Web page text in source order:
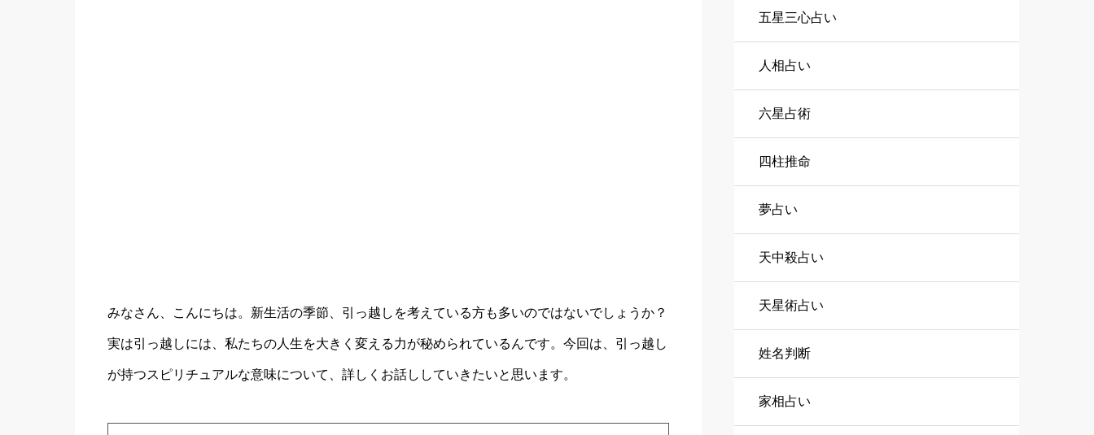
みなさん、こんにちは。新生活の季節、引っ越しを考えている方も多いのではないでしょうか？
実は引っ越しには、私たちの人生を大きく変える力が秘められているんです。今回は、引っ越し
が持つスピリチュアルな意味について、詳しくお話ししていきたいと思います。
五星三心占い
人相占い
六星占術
四柱推命
夢占い
天中殺占い
天星術占い
姓名判断
家相占い